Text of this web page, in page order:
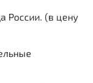
России. (в цену